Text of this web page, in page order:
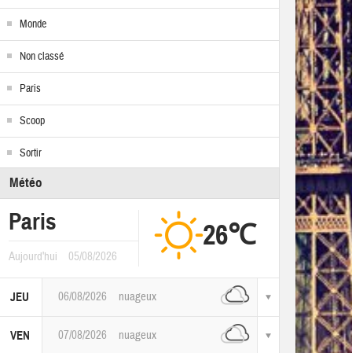
Monde
Non classé
Paris
Scoop
Sortir
Météo
Paris
Aujourd'hui 05/08/2026
26℃
JEU 06/08/2026 nuageux
VEN 07/08/2026 nuageux